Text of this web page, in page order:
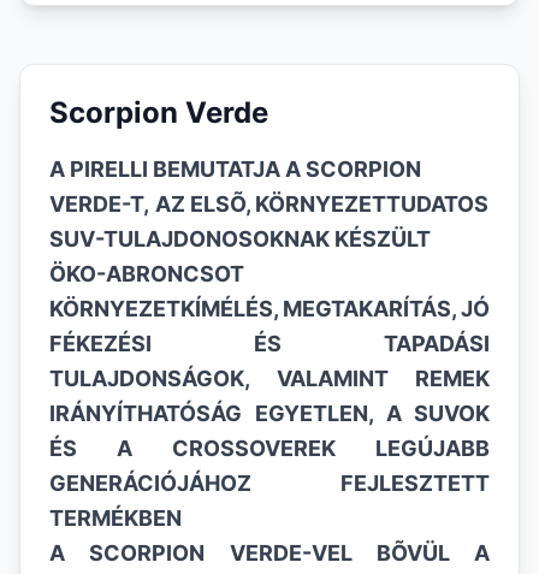
Scorpion Verde
A PIRELLI BEMUTATJA A SCORPION
VERDE-T, AZ ELSÕ, KÖRNYEZETTUDATOS
SUV-TULAJDONOSOKNAK KÉSZÜLT
ÖKO-ABRONCSOT
KÖRNYEZETKÍMÉLÉS, MEGTAKARÍTÁS, JÓ
FÉKEZÉSI ÉS TAPADÁSI
TULAJDONSÁGOK, VALAMINT REMEK
IRÁNYÍTHATÓSÁG
EGYETLEN, A SUVOK
ÉS A CROSSOVEREK LEGÚJABB
GENERÁCIÓJÁHOZ
FEJLESZTETT
TERMÉKBEN
A SCORPION VERDE-VEL BÕVÜL A